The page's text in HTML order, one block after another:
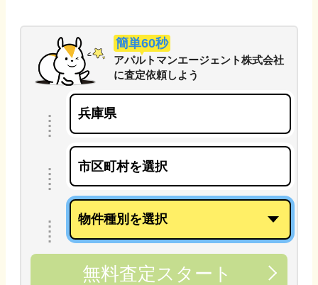
簡単60秒
アパルトマンエージェント株式会社
に査定依頼しよう
無料査定スタート